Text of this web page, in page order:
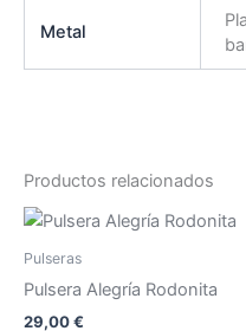
Metal
Productos relacionados
Pulseras
Pulsera Alegría Rodonita
29,00€